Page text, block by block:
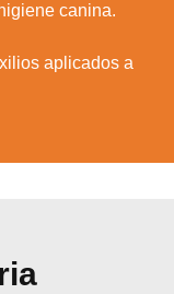
canina.
aplicados a